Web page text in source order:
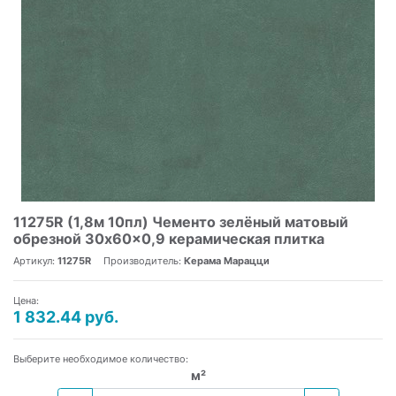
11275R (1,8м 10пл) Чементо зелёный матовый
обрезной 30x60x0,9 керамическая плитка
Артикул: 11275R Производитель: Керама Марацци
Цена:
1 832.44 руб.
Выберите необходимое количество:
м²